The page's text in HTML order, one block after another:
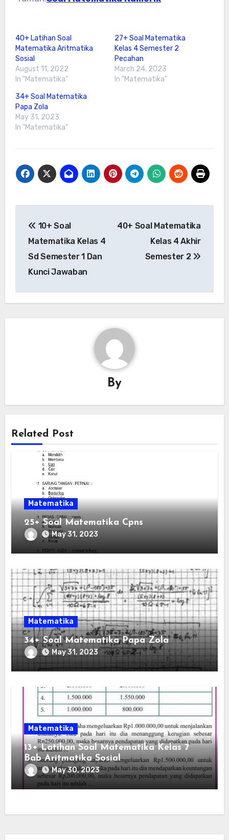
40+ Latihan Soal
Matematika Aritmatika
Sosial
August 11, 2022
In "Matematika"
27+ Soal Matematika
Kelas 4 Semester 2
Pecahan
March 24, 2023
In "Matematika"
34+ Soal Matematika
Papa Zola
May 31, 2023
In "Matematika"
navigation
10+ Soal
Matematika Kelas 4
Sd Semester 1 Dan
Kunci Jawaban
40+ Soal Matematika
Kelas 4 Akhir
Semester 2
By
Related Post
Matematika
25+ Soal Matematika Cpns
May 31, 2023
Matematika
34+ Soal Matematika Papa Zola
May 31, 2023
Matematika
13+ Latihan Soal Matematika Kelas 7
Bab Aritmatika Sosial
May 30, 2023